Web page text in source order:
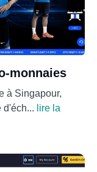
monnaies
à Singapour,
d'éch... lire la